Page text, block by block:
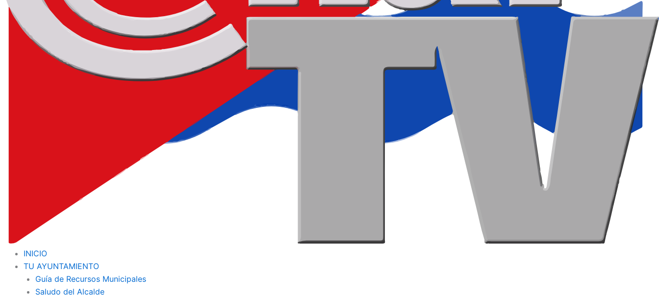
INICIO
TU AYUNTAMIENTO
Guía de Recursos Municipales
Saludo del Alcalde